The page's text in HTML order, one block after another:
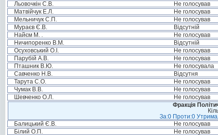
Льовочкін С.В.
Не голосував
Матвійчук Е.Л.
Не голосував
Мельничук С.П.
Не голосував
Мураєв Є.В.
Відсутній
Найєм М. .
Не голосував
Ничипоренко В.М.
Відсутній
Осуховський О.І.
Не голосував
Парубій А.В.
Не голосував
Пташник В.Ю.
Не голосувала
Савченко Н.В.
Відсутня
Тарута С.О.
Не голосував
Чумак В.В.
Не голосував
Шевченко О.Л.
Не голосував
Фракція
За:0 Проти:0
Балицький Є.В.
Не голосував
Білий О.П.
Не голосував